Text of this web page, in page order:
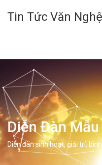
Tin Tức Văn
Diễn Đàn Mẫu
Diễn đàn sinh hoạt, giải trí,